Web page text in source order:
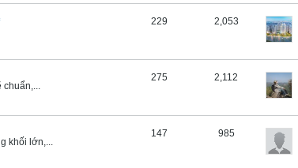
229 2,053
chuẩn,...
275 2,112
khối lớn,...
147 985